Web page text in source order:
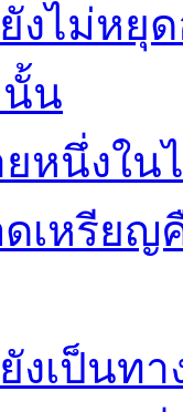
งไม่หยุ
นั้น
ยหนึ่งใ
เหรียญ
เป็นทา